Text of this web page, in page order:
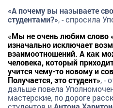
«А почему вы называете
студентами?», - спросила
«Мы не очень любим слово
изначально исключает
взаимоотношений. А как
человека, который
учится чему-то новому и
Получается, это студент», -
дальше повела
мастерские, по дороге